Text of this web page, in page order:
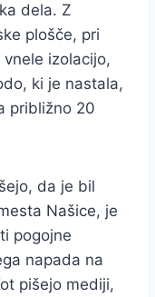
dela. Z
plošče, pri
izolacijo,
ki je nastala,
približno 20
da je bil
Našice, je
pogojne
napada na
pišejo mediji,